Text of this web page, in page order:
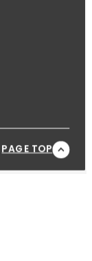
PAGE TOP